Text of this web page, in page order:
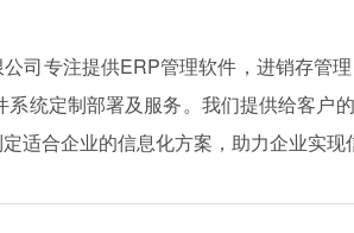
司专注提供ERP管理软件，进销存管
系统定制部署及服务。我们提供给客户
适合企业的信息化方案，助力企业实现